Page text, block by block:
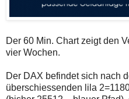
Ihre
und
versuchen
Sie
zu
einem
späteren
Der 60 Min. Chart zeigt den
vier Wochen.
Der DAX befindet sich nach
überschiessenden lila